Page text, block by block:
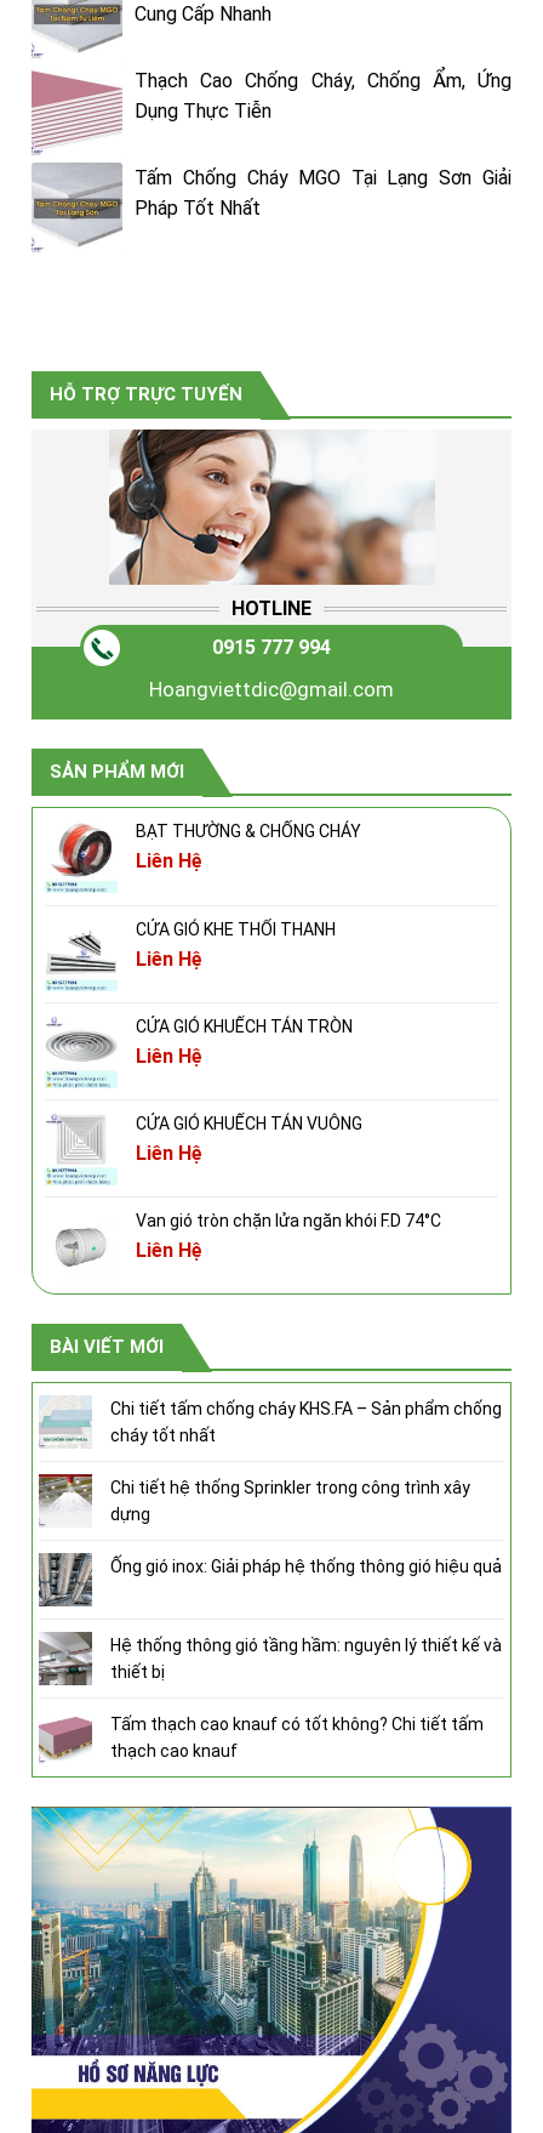
Cung Cấp Nhanh
Thạch Cao Chống Cháy, Chống Ẩm, Ứng
Dụng Thực Tiễn
Tấm Chống Cháy MGO Tại Lạng Sơn Giải
Pháp Tốt Nhất
HỖ TRỢ TRỰC TUYẾN
HOTLINE
0915 777 994
Hoangviettdic@gmail.com
SẢN PHẨM MỚI
BẠT THƯỜNG & CHỐNG CHÁY
Liên Hệ
CỬA GIÓ KHE THỔI THANH
Liên Hệ
CỬA GIÓ KHUẾCH TÁN TRÒN
Liên Hệ
CỬA GIÓ KHUẾCH TÁN VUÔNG
Liên Hệ
Van gió tròn chặn lửa ngăn khói F.D 74°C
Liên Hệ
BÀI VIẾT MỚI
Chi tiết tấm chống cháy KHS.FA – Sản phẩm chống
cháy tốt nhất
Chi tiết hệ thống Sprinkler trong công trình xây
dựng
Ống gió inox: Giải pháp hệ thống thông gió hiệu quả
Hệ thống thông gió tầng hầm: nguyên lý thiết kế và
thiết bị
Tấm thạch cao knauf có tốt không? Chi tiết tấm
thạch cao knauf